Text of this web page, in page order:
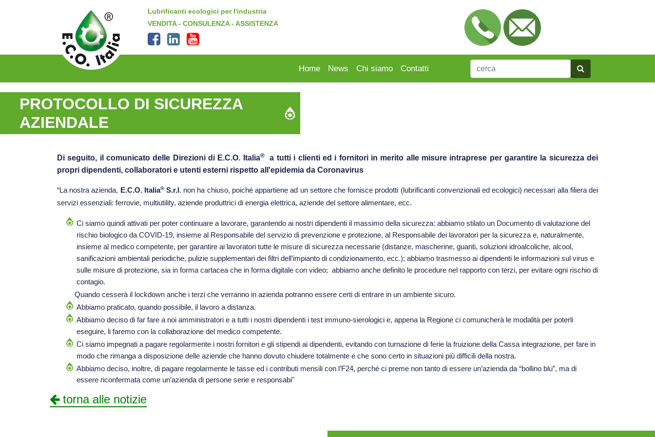
Lubrificanti ecologici per l'industria
VENDITA - CONSULENZA - ASSISTENZA
Home News Chi siamo Contatti
PROTOCOLLO DI SICUREZZA
AZIENDALE
Di seguito, il comunicato delle Direzioni di E.C.O. Italia®a tutti i clienti ed i fornitori in merito alle misure intraprese per garantire la sicurezza dei
propri dipendenti, collaboratori e utenti esterni rispetto all'epidemia da Coronavirus
“La nostra azienda, E.C.O. Italia®S.r.l . non ha chiuso, poiché appartiene ad un settore che fornisce prodotti (lubrificanti convenzionali ed ecologici) necessari alla filiera dei
servizi essenziali: ferrovie, multiutility, aziende produttrici di energia elettrica, aziende del settore alimentare, ecc.
Ci siamo quindi attivati per poter continuare a lavorare, garantendo ai nostri dipendenti il massimo della sicurezza: abbiamo stilato un Documento di valutazione del
rischio biologico da COVID-19, insieme al Responsabile del servizio di prevenzione e protezione, al Responsabile dei lavoratori per la sicurezza e, naturalmente,
insieme al medico competente, per garantire ai lavoratori tutte le misure di sicurezza necessarie (distanze, mascherine, guanti, soluzioni idroalcoliche, alcool,
sanificazioni ambientali periodiche, pulizie supplementari dei filtri dell’impianto di condizionamento, ecc.); abbiamo trasmesso ai dipendenti le informazioni sul virus e
sulle misure di protezione, sia in forma cartacea che in forma digitale con video; abbiamo anche definito le procedure nel rapporto con terzi, per evitare ogni rischio di
contagio.
Quando cesserà il lockdown anche i terzi che verranno in azienda potranno essere certi di entrare in un ambiente sicuro.
Abbiamo praticato, quando possibile, il lavoro a distanza.
Abbiamo deciso di far fare a noi amministratori e a tutti i nostri dipendenti i test immuno-sierologici e, appena la Regione ci comunicherà le modalità per poterli
eseguire, li faremo con la collaborazione del medico competente.
Ci siamo impegnati a pagare regolarmente i nostri fornitori e gli stipendi ai dipendenti, evitando con turnazione di ferie la fruizione della Cassa integrazione, per fare in
modo che rimanga a disposizione delle aziende che hanno dovuto chiudere totalmente e che sono certo in situazioni più difficili della nostra.
Abbiamo deciso, inoltre, di pagare regolarmente le tasse ed i contributi mensili con l’F24, perché ci preme non tanto di essere un’azienda da “bollino blu”, ma di
essere riconfermata come un’azienda di persone serie e responsabi"
torna alle notizie